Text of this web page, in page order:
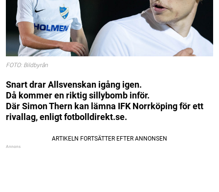
FOTO: Bildbyrån
Snart drar Allsvenskan igång igen.
Då kommer en riktig sillybomb inför.
Där Simon Thern kan lämna IFK Norrköping för ett
rivallag, enligt fotbolldirekt.se.